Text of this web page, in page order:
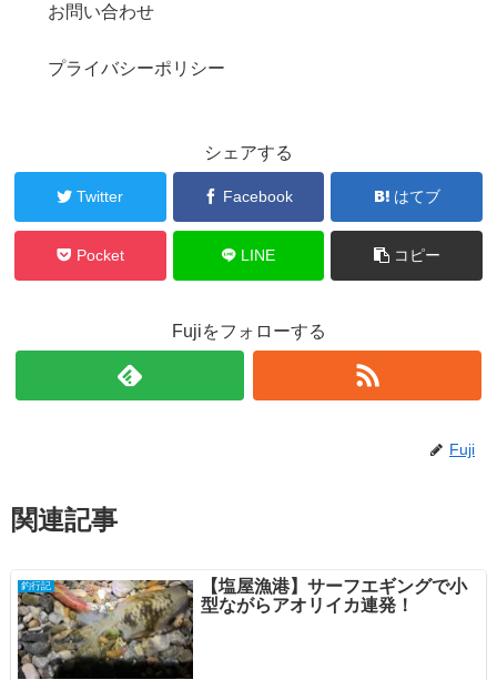
お問い合わせ
プライバシーポリシー
シェアする
Twitter Facebook はてブ
Pocket LINE コピー
Fujiをフォローする
Fuji
関連記事
釣行記
【塩屋漁港】サーフエギングで小
型ながらアオリイカ連発！